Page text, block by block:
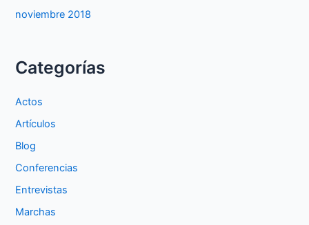
noviembre 2018
Categorías
Actos
Artículos
Blog
Conferencias
Entrevistas
Marchas